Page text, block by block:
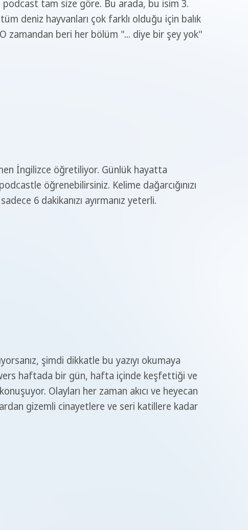
tam size göre. Bu arada, bu isim 3.
deniz hayvanları çok farklı olduğu için balık
zamandan beri her bölüm "... diye bir şey yok"
İngilizce öğretiliyor. Günlük hayatta
öğrenebilirsiniz. Kelime dağarcığınızı
6 dakikanızı ayırmanız yeterli.
şimdi dikkatle bu yazıyı okumaya
haftada bir gün, hafta içinde keşfettiği ve
Olayları her zaman akıcı ve heyecan
gizemli cinayetlere ve seri katillere kadar